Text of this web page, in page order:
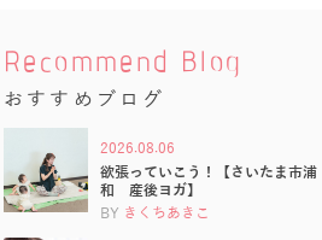
Recommend Blog
おすすめブログ
2026.08.06
欲張っていこう！【さいたま市浦
和 産後ヨガ】
BY きくちあきこ